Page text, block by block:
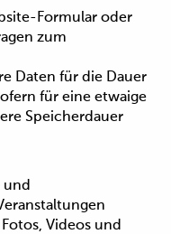
Formular oder
zum
Daten für die Dauer
für eine etwaige
Speicherdauer
und
Videos und